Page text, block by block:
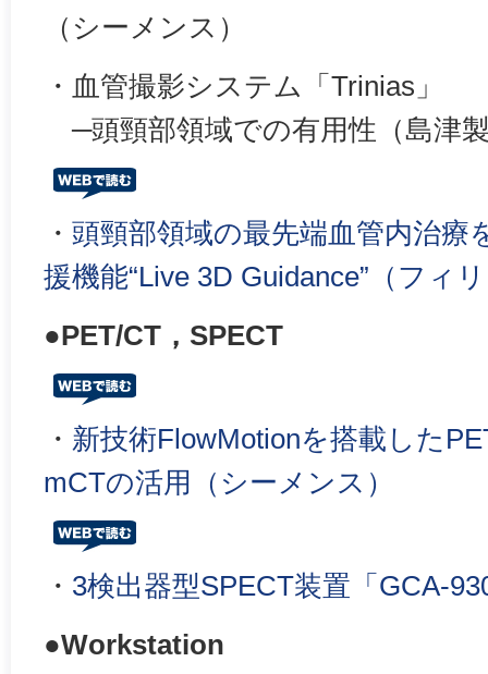
（シーメンス）
・血管撮影システム「Trinias」
─頭頸部領域での有用性（島津
・ 頭頸部領域の最先端血管内治療
援機能“Live 3D Guidance”（フィ
●PET/CT，SPECT
・ 新技術FlowMotionを搭載した
mCTの活用（シーメンス）
・ 3検出器型SPECT装置「GCA-
●Workstation